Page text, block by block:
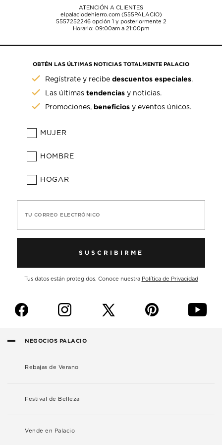
ATENCIÓN A CLIENTES
elpalaciodehierro.com (555PALACIO)
5557252246opción 1 y posteriormente 2
Horario: 09:00am a 21:00pm
OBTÉN LAS ÚLTIMAS NOTICIAS TOTALMENTE PALACIO
Regístrate y recibedescuentos especiales.
Las últimastendencias y noticias.
Promociones, beneficios y eventos únicos.
MUJER
HOMBRE
HOGAR
TU CORREO ELECTRÓNICO
SUSCRIBIRME
Tus datos están protegidos. Conoce nuestra Política de Privacidad
f i p y
NEGOCIOS PALACIO
Rebajas de Verano
Festival de Belleza
Vende en Palacio